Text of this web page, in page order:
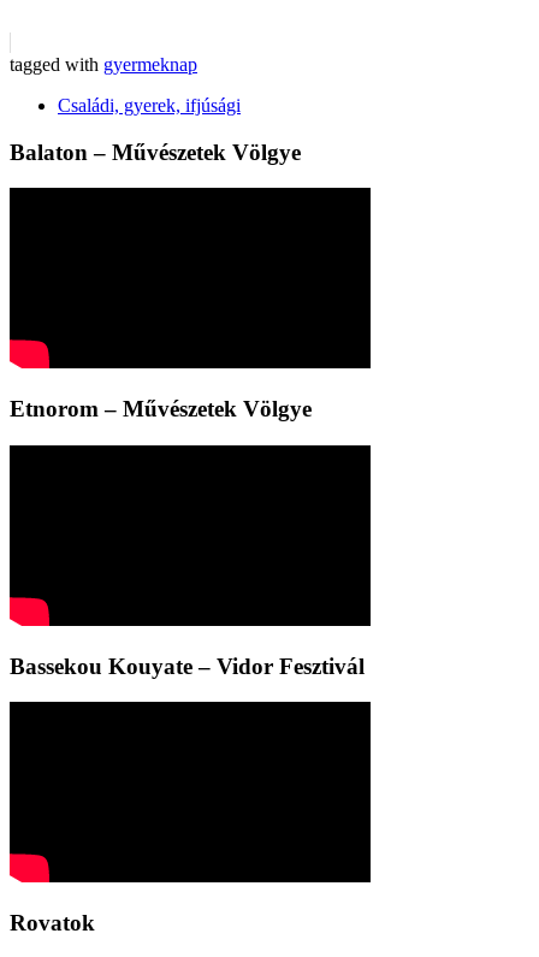
tagged with gyermeknap
Családi, gyerek, ifjúsági
Balaton – Művészetek Völgye
Etnorom – Művészetek Völgye
Bassekou Kouyate – Vidor Fesztivál
Rovatok